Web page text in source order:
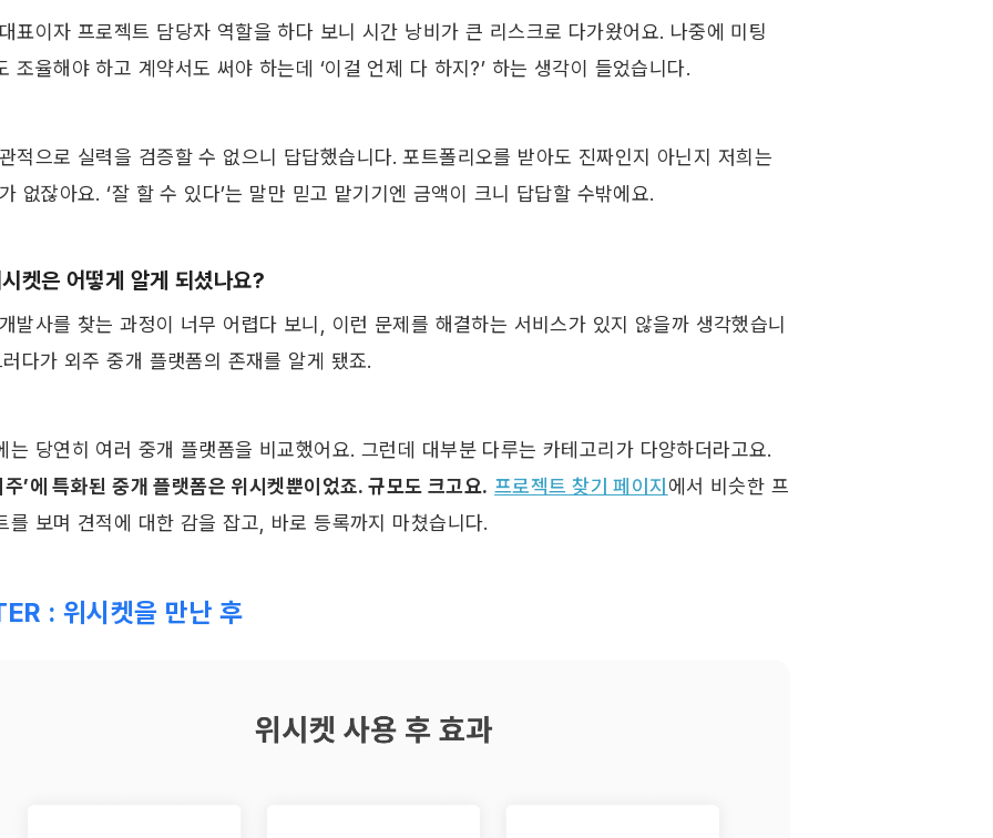
표이자 프로젝트 담당자 역할을 하다 보니 시간 낭비가 큰 리스크로 다가왔어요. 나중에 미팅
조율해야 하고 계약서도 써야 하는데 ‘이걸 언제 다 하지?’ 하는 생각이 들었습니다.
적으로 실력을 검증할 수 없으니 답답했습니다. 포트폴리오를 받아도 진짜인지 아닌지 저희는
없잖아요. ‘잘 할 수 있다’는 말만 믿고 맡기기엔 금액이 크니 답답할 수밖에요.
켓은 어떻게 알게 되셨나요?
발사를 찾는 과정이 너무 어렵다 보니, 이런 문제를 해결하는 서비스가 있지 않을까 생각했습니
다가 외주 중개 플랫폼의 존재를 알게 됐죠.
주’에 특화된 중개 플랫폼은 위시켓뿐이었죠. 규모도 크고요. 프로젝트 찾기 페이지 에서 비슷한 프
를 보며 견적에 대한 감을 잡고, 바로 등록까지 마쳤습니다.
: 위시켓을 만난 후